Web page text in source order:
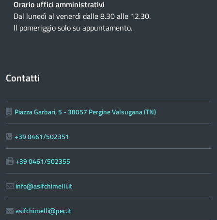
Orario uffici amministrativi
Dal lunedì al venerdì dalle 8.30 alle 12.30.
Il pomeriggio solo su appuntamento.
Contatti
Piazza Garbari, 5 - 38057 Pergine Valsugana (TN)
+39 0461/502351
+39 0461/502355
info@asifchimelli.it
asifchimelli@pec.it